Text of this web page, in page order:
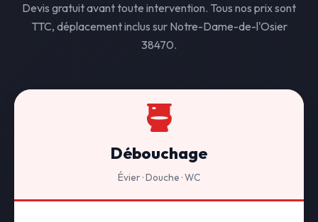
Devis gratuit avant toute intervention. Tous nos prix sont
TTC, déplacement inclus sur Notre-Dame-de-l'Osier
38470.
Débouchage
Évier · Douche · WC